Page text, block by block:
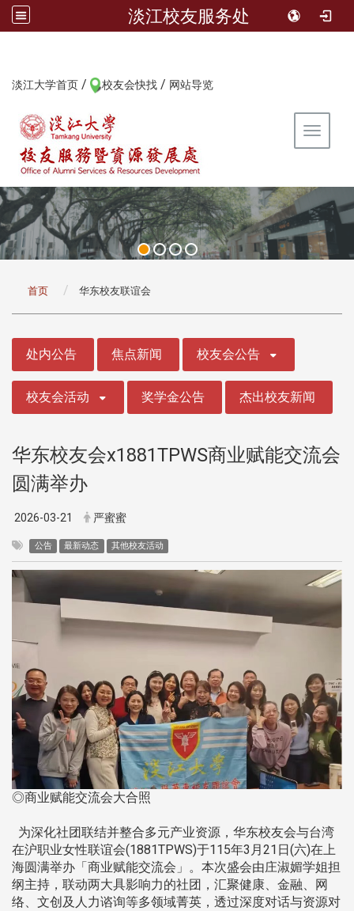
淡江校友服务处
淡江大学首页 / 校友会快找 / 网站导览
Toggle
首页 华东校友联谊会
处内公告 焦点新闻 校友会公告
校友会活动 奖学金公告 杰出校友新闻
华东校友会x1881TPWS商业赋能交流会
圆满举办
2026-03-21 严蜜蜜
公告 最新动态 其他校友活动
◎商业赋能交流会大合照
为深化社团联结并整合多元产业资源，华东校友会与台湾
在沪职业女性联谊会(1881TPWS)于115年3月21日(六)在上
海圆满举办「商业赋能交流会」。本次盛会由庄淑媚学姐担
纲主持，联动两大具影响力的社团，汇聚健康、金融、网
络、文创及人力谘询等多领域菁英，透过深度对话与资源对